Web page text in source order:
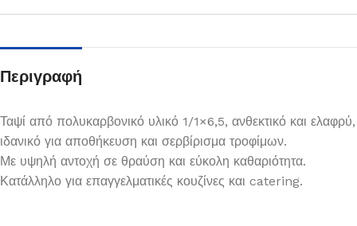
Περιγραφή
Ταψί από πολυκαρβονικό υλικό 1/1×6,5, ανθεκτικό και ελαφρύ,
ιδανικό για αποθήκευση και σερβίρισμα τροφίμων.
Με υψηλή αντοχή σε θραύση και εύκολη καθαριότητα.
Κατάλληλο για επαγγελματικές κουζίνες και catering.